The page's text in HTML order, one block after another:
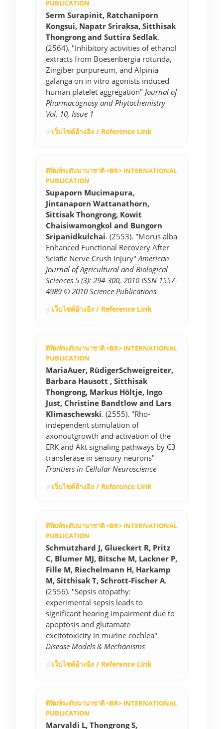
PUBLICATION
Serm Surapinit, Ratchaniporn
Kongsui, Napatr Sriraksa, Sitthisak
Thongrong and Suttira Sedlak.
(2564). "Inhibitory activities of ethanol
extracts from Boesenbergia rotunda,
Zingiber purpureum, and Alpinia
galanga on in vitro agonists induced
human platelet aggregation" Journal of
Pharmacognosy and Phytochemistry
Vol. 10, Issue 1
เว็บไซต์อ้างอิง / Reference Link
ตีพิมพ์ระดับนานาชาติ <BR> INTERNATIONAL
PUBLICATION
Supaporn Mucimapura,
Jintanaporn Wattanathorn,
Sittisak Thongrong, Kowit
Chaisiwamongkol and Bungorn
Sripanidkulchai. (2553). "Morus alba
Enhanced Functional Recovery After
Sciatic Nerve Crush Injury"American
Journal of Agricultural and Biological
Sciences 5 (3): 294-300, 2010 ISSN 1557-
4989 © 2010 Science Publications
เว็บไซต์อ้างอิง / Reference Link
ตีพิมพ์ระดับนานาชาติ <BR> INTERNATIONAL
PUBLICATION
MariaAuer, RüdigerSchweigreiter,
Barbara Hausott , Sitthisak
Thongrong, Markus Höltje, Ingo
Just, Christine Bandtlow and Lars
Klimaschewski. (2555). "Rho-
independent stimulation of
axonoutgrowth and activation of the
ERK and Akt signaling pathways by C3
transferase in sensory neurons"
Frontiers in Cellular Neuroscience
เว็บไซต์อ้างอิง / Reference Link
ตีพิมพ์ระดับนานาชาติ <BR> INTERNATIONAL
PUBLICATION
Schmutzhard J, Glueckert R, Pritz
C, Blumer MJ, Bitsche M, Lackner P,
Fille M, Riechelmann H, Harkamp
M, Sitthisak T, Schrott-Fischer A.
(2556). "Sepsis otopathy:
experimental sepsis leads to
significant hearing impairment due to
apoptosis and glutamate
excitotoxicity in murine cochlea"
Disease Models & Mechanisms
เว็บไซต์อ้างอิง / Reference Link
ตีพิมพ์ระดับนานาชาติ <BR> INTERNATIONAL
PUBLICATION
Marvaldi L, Thongrong S,